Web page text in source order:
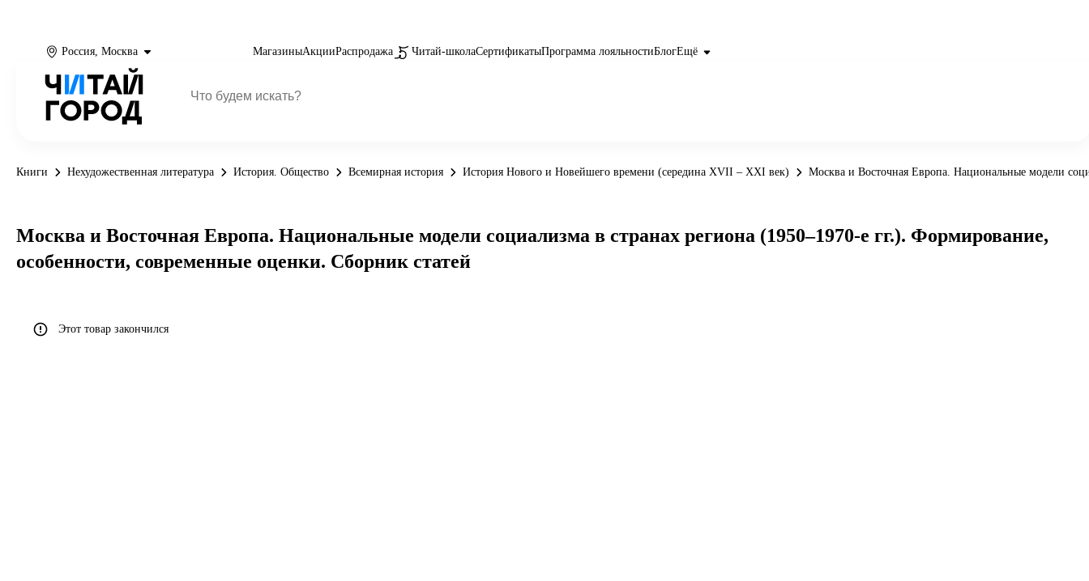
Россия, Москва МагазиныАкцииРаспродажа Читай-школаСертификатыПрограмма лояльностиБлогЕщё
Книги Нехудожественная литература История. Общество Всемирная история История Нового и Новейшего времени (середина XVII – XXI век) Москва и Восточная Европа. Национальные модели
Москва и Восточная Европа. Национальные модели социализма в странах региона (1950–1970-е гг.). Формирование,
особенности, современные оценки. Сборник статей
Этот товар закончился